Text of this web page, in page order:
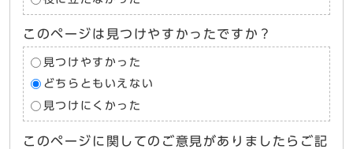
このページは見つけやすかったですか？
見つけやすかった
どちらともいえない
見つけにくかった
このページに関してのご意見がありましたらご記